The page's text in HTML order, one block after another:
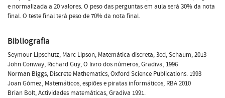
e normalizada a 20 valores. O peso das perguntas em aula será 30% da nota
final. O teste final terá peso de 70% da nota final.
Bibliografia
Seymour Lipschutz, Marc Lipson, Matemática discreta, 3ed, Schaum, 2013
John Conway, Richard Guy, O livro dos números, Gradiva, 1996
Norman Biggs, Discrete Mathematics, Oxford Science Publications. 1993
Joan Gómez, Matemáticos, espiões e piratas informáticos, RBA 2010
Brian Bolt, Actividades matemáticas, Gradiva 1991.